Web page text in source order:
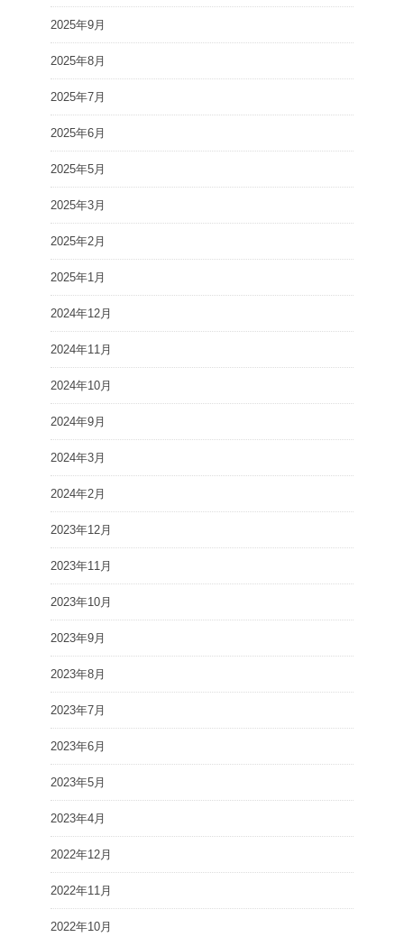
2025年9月
2025年8月
2025年7月
2025年6月
2025年5月
2025年3月
2025年2月
2025年1月
2024年12月
2024年11月
2024年10月
2024年9月
2024年3月
2024年2月
2023年12月
2023年11月
2023年10月
2023年9月
2023年8月
2023年7月
2023年6月
2023年5月
2023年4月
2022年12月
2022年11月
2022年10月